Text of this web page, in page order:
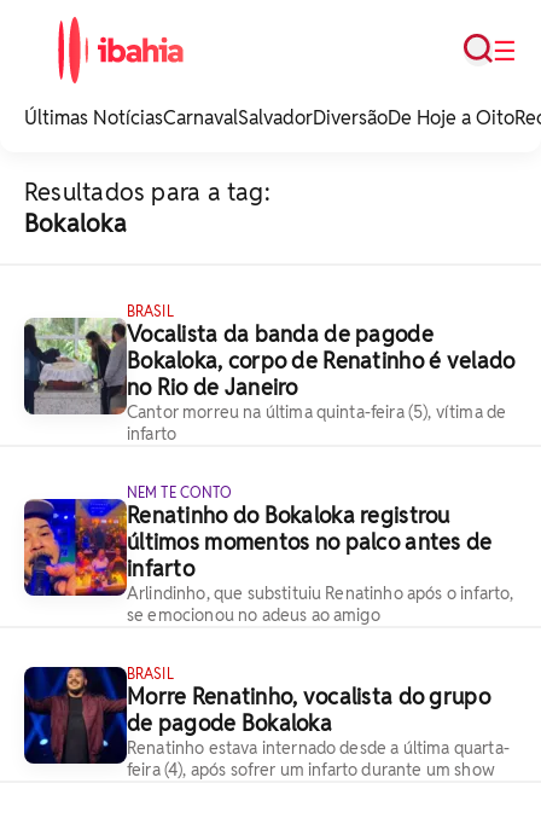
noticias e
☰
Busca
Últimas NotíciasCarnavalSalvadorDiversãoDe Hoje a Oito
Resultados para a tag:
Bokaloka
BRASIL
Vocalista da banda de pagode
Bokaloka, corpo de Renatinho é velado
no Rio de Janeiro
Cantor morreu na última quinta-feira (5), vítima de
infarto
NEM TE CONTO
Renatinho do Bokaloka registrou
últimos momentos no palco antes de
infarto
Arlindinho, que substituiu Renatinho após o infarto,
se emocionou no adeus ao amigo
BRASIL
Morre Renatinho, vocalista do grupo
de pagode Bokaloka
Renatinho estava internado desde a última quarta-
feira (4), após sofrer um infarto durante um show